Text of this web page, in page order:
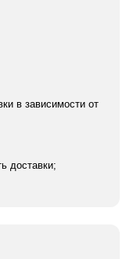
в зависимости от
доставки;